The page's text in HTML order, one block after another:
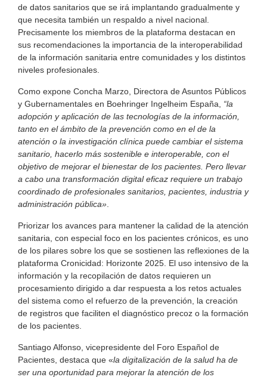
de datos sanitarios que se irá implantando gradualmente y
que necesita también un respaldo a nivel nacional.
Precisamente los miembros de la plataforma destacan en
sus recomendaciones la importancia de la interoperabilidad
de la información sanitaria entre comunidades y los distintos
niveles profesionales.
Como expone Concha Marzo, Directora de Asuntos Públicos
y Gubernamentales en Boehringer Ingelheim España,
“la
adopción y aplicación de las tecnologías de la información,
tanto en el ámbito de la prevención como en el de la
atención o la investigación clínica puede cambiar el sistema
sanitario, hacerlo más sostenible e interoperable, con el
objetivo de mejorar el bienestar de los pacientes. Pero llevar
a cabo una transformación digital eficaz requiere un trabajo
coordinado de profesionales sanitarios, pacientes, industria y
administración pública»
Priorizar los avances para mantener la calidad de la atención
sanitaria, con especial foco en los pacientes crónicos, es uno
de los pilares sobre los que se sostienen las reflexiones de la
plataforma Cronicidad: Horizonte 2025. El uso intensivo de la
información y la recopilación de datos requieren un
procesamiento dirigido a dar respuesta a los retos actuales
del sistema como el refuerzo de la prevención, la creación
de registros que faciliten el diagnóstico precoz o la formación
de los pacientes.
Santiago Alfonso, vicepresidente del Foro Español de
Pacientes, destaca que «la digitalización de la salud ha de
ser una oportunidad para mejorar la atención de los